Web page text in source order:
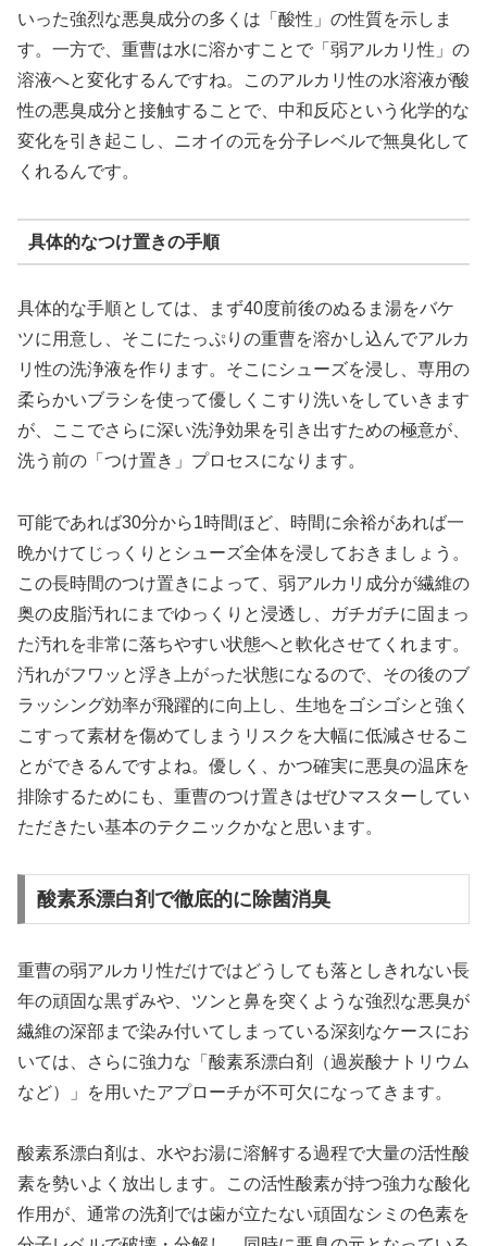
いった強烈な悪臭成分の多くは「酸性」の性質を示しま
す。一方で、重曹は水に溶かすことで「弱アルカリ性」の
溶液へと変化するんですね。このアルカリ性の水溶液が酸
性の悪臭成分と接触することで、中和反応という化学的な
変化を引き起こし、ニオイの元を分子レベルで無臭化して
くれるんです。
具体的なつけ置きの手順
具体的な手順としては、まず40度前後のぬるま湯をバケ
ツに用意し、そこにたっぷりの重曹を溶かし込んでアルカ
リ性の洗浄液を作ります。そこにシューズを浸し、専用の
柔らかいブラシを使って優しくこすり洗いをしていきます
が、ここでさらに深い洗浄効果を引き出すための極意が、
洗う前の「つけ置き」プロセスになります。
可能であれば30分から1時間ほど、時間に余裕があれば一
晩かけてじっくりとシューズ全体を浸しておきましょう。
この長時間のつけ置きによって、弱アルカリ成分が繊維の
奥の皮脂汚れにまでゆっくりと浸透し、ガチガチに固まっ
た汚れを非常に落ちやすい状態へと軟化させてくれます。
汚れがフワッと浮き上がった状態になるので、その後のブ
ラッシング効率が飛躍的に向上し、生地をゴシゴシと強く
こすって素材を傷めてしまうリスクを大幅に低減させるこ
とができるんですよね。優しく、かつ確実に悪臭の温床を
排除するためにも、重曹のつけ置きはぜひマスターしてい
ただきたい基本のテクニックかなと思います。
酸素系漂白剤で徹底的に除菌消臭
重曹の弱アルカリ性だけではどうしても落としきれない長
年の頑固な黒ずみや、ツンと鼻を突くような強烈な悪臭が
繊維の深部まで染み付いてしまっている深刻なケースにお
いては、さらに強力な「酸素系漂白剤（過炭酸ナトリウム
など）」を用いたアプローチが不可欠になってきます。
酸素系漂白剤は、水やお湯に溶解する過程で大量の活性酸
素を勢いよく放出します。この活性酸素が持つ強力な酸化
作用が、通常の洗剤では歯が立たない頑固なシミの色素を